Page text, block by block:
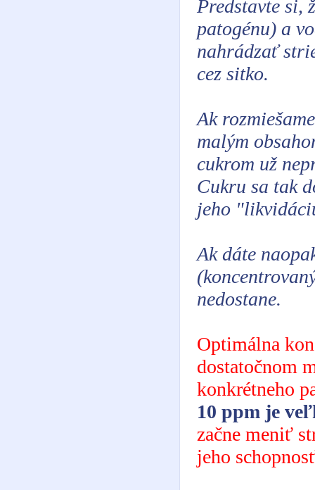
Predstavte si,
patogénu) a
nahrádzať
cez sitko.
Ak
malým
cukrom už
Cukru sa tak
jeho
Ak dáte
nedostane.
Optimálna
dostatočnom
konkrétneho
10 ppm je
začne meniť
jeho